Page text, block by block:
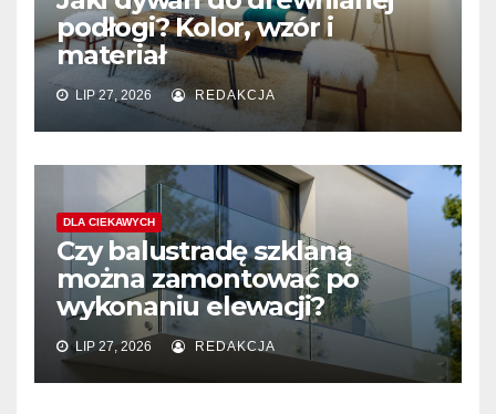
podłogi? Kolor, wzór i
materiał
LIP 27, 2026 REDAKCJA
DLA CIEKAWYCH
Czy balustradę szklaną
można zamontować po
wykonaniu elewacji?
LIP 27, 2026 REDAKCJA